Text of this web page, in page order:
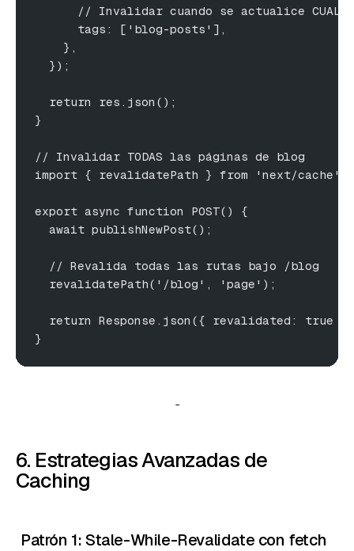
// Invalidar cuando se actualice
      tags: ['blog-posts'],
    },
  });
  return res.json();
}
// Invalidar TODAS las páginas de blog
import { revalidatePath } from 'next/cache';
export async function POST() {
  await publishNewPost();
  // Revalida todas las rutas bajo /blog
  revalidatePath('/blog', 'page');
return Response.json({ revalidated: true
}
6. Estrategias Avanzadas de
Caching
Patrón 1: Stale-While-Revalidate con fetch